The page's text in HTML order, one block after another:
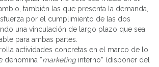
también las que presenta la demanda,
por el cumplimiento de las dos
una vinculación de largo plazo que sea
para ambas partes.
actividades concretas en el marco de lo
denomina “marketinginterno” (disponer del